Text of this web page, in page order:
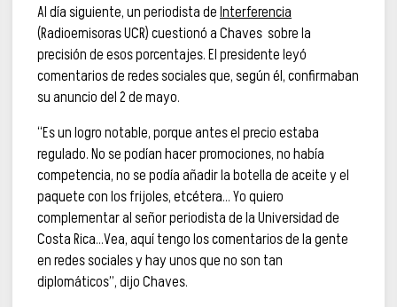
Al día siguiente, un periodista deInterferencia
(Radioemisoras UCR) cuestionó a Chaves sobre la
precisión de esos porcentajes. El presidente leyó
comentarios de redes sociales que, según él, confirmaban
su anuncio del 2 de mayo.
“Es un logro notable, porque antes el precio estaba
regulado. No se podían hacer promociones, no había
competencia, no se podía añadir la botella de aceite y el
paquete con los frijoles, etcétera… Yo quiero
complementar al señor periodista de la Universidad de
Costa Rica…Vea, aquí tengo los comentarios de la gente
en redes sociales y hay unos que no son tan
diplomáticos”, dijo Chaves.